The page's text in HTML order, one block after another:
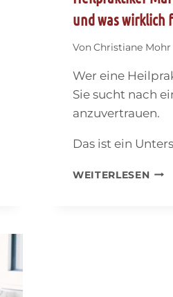
und was
VonChristiane Mohr
Wer eine
Sie sucht nach
anzuvertrauen.
Das ist ein
WEITERLESEN